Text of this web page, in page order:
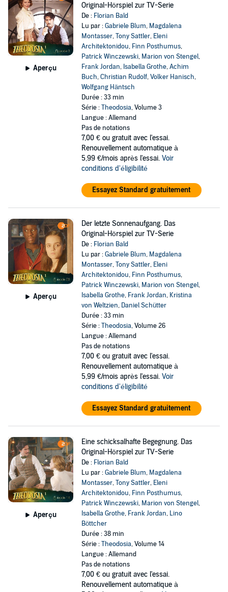
Aperçu
Original-Hörspiel zur TV-Serie
De : Florian Bald
Lu par :Gabriele Blum, Magdalena
Montasser,Tony Sattler, Eleni
Architektonidou, Finn Posthumus,
Patrick Winczewski, Marion von Stengel,
Frank Jordan, Isabella Grothe,Achim
Buch,Christian Rudolf,Volker Hanisch,
Wolfgang Häntsch
Durée : 33 min
Série :Theodosia, Volume 3
Langue : Allemand
Pas de notations
7,00 € ou gratuit avec l'essai.
Renouvellement automatique à
5,99 €/mois après l'essai. Voir
conditions d'éligibilité
Essayez Standard gratuitement
Aperçu
Der letzte Sonnenaufgang. Das
Original-Hörspiel zur TV-Serie
De : Florian Bald
Lu par :Gabriele Blum, Magdalena
Montasser,Tony Sattler, Eleni
Architektonidou, Finn Posthumus,
Patrick Winczewski, Marion von Stengel,
Isabella Grothe, Frank Jordan, Kristina
von Weltzien, Daniel Schütter
Durée : 33 min
Série :Theodosia, Volume 26
Langue : Allemand
Pas de notations
7,00 € ou gratuit avec l'essai.
Renouvellement automatique à
5,99 €/mois après l'essai. Voir
conditions d'éligibilité
Essayez Standard gratuitement
Aperçu
Eine schicksalhafte Begegnung. Das
Original-Hörspiel zur TV-Serie
De : Florian Bald
Lu par :Gabriele Blum, Magdalena
Montasser,Tony Sattler, Eleni
Architektonidou, Finn Posthumus,
Patrick Winczewski, Marion von Stengel,
Isabella Grothe, Frank Jordan, Lino
Böttcher
Durée : 38 min
Série :Theodosia, Volume 14
Langue : Allemand
Pas de notations
7,00 € ou gratuit avec l'essai.
Renouvellement automatique à